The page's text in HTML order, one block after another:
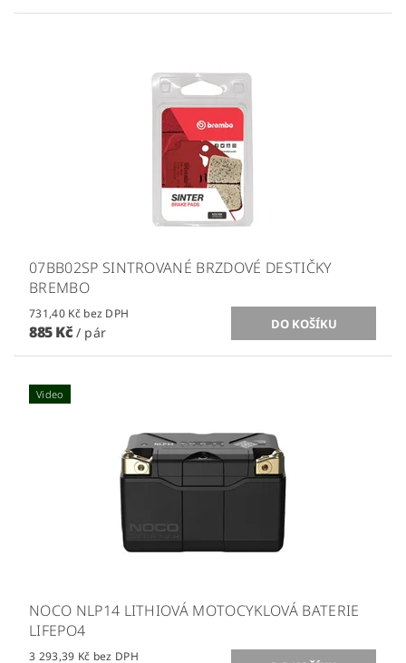
07BB02SP SINTROVANÉ BRZDOVÉ DESTIČKY
BREMBO
731,40 Kč bez DPH
885 Kč / pár
Video
NOCO NLP14 LITHIOVÁ MOTOCYKLOVÁ BATERIE
LIFEPO4
3 293,39 Kč bez DPH